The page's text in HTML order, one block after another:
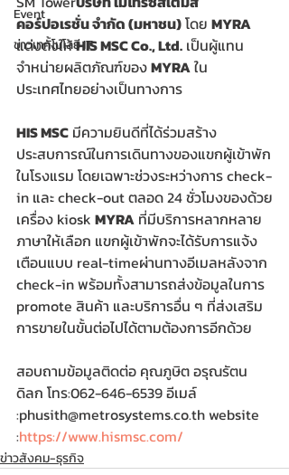
Event
ข่าวเทคโนโลยี IT
คอร์ปอเรชั่น จำกัด (มหาชน) โดย MYRA
แต่งตั้งให้ HIS MSC Co., Ltd. เป็นผู้แทน
จำหน่ายผลิตภัณฑ์ของ MYRA ใน
ประเทศไทยอย่างเป็นทางการ
HIS MSC มีความยินดีที่ได้ร่วมสร้าง
ประสบการณ์ในการเดินทางของแขกผู้เข้าพัก
ในโรงแรม โดยเฉพาะช่วงระหว่างการ check-
in และ check-out ตลอด 24 ชั่วโมงของด้วย
เครื่อง kiosk MYRA ที่มีบริการหลากหลาย
ภาษาให้เลือก แขกผู้เข้าพักจะได้รับการแจ้ง
เตือนแบบ real-timeผ่านทางอีเมลหลังจาก
check-in พร้อมทั้งสามารถส่งข้อมูลในการ
promote สินค้า และบริการอื่น ๆ ที่ส่งเสริม
การขายในขั้นต่อไปได้ตามต้องการอีกด้วย
สอบถามข้อมูลติดต่อ คุณภูษิต อรุณรัตน
ดิลก โทร:062-646-6539 อีเมล์
:phusith@metrosystems.co.th website
:https://www.hismsc.com/
ข่าวสังคม-ธุรกิจ